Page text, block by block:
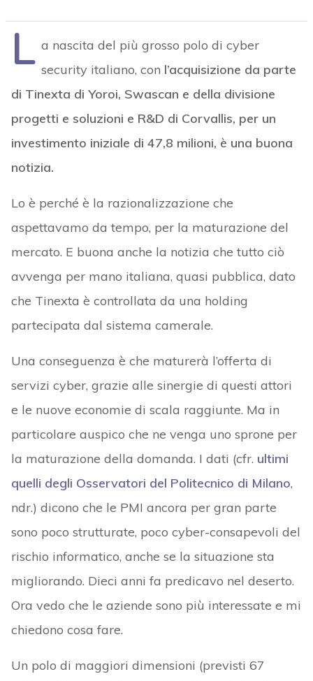
L a nascita del più grosso polo di cyber
security italiano, con l’acquisizione da parte
di Tinexta di Yoroi, Swascan e della divisione
progetti e soluzioni e R&D di Corvallis, per un
investimento iniziale di 47,8 milioni, è una buona
notizia.
Lo è perché è la razionalizzazione che
aspettavamo da tempo, per la maturazione del
mercato. E buona anche la notizia che tutto ciò
avvenga per mano italiana, quasi pubblica, dato
che Tinexta è controllata da una holding
partecipata dal sistema camerale.
Una conseguenza è che maturerà l’offerta di
servizi cyber, grazie alle sinergie di questi attori
e le nuove economie di scala raggiunte. Ma in
particolare auspico che ne venga uno sprone per
la maturazione della domanda. I dati (cfr. ultimi
quelli degli Osservatori del Politecnico di Milano,
ndr.) dicono che le PMI ancora per gran parte
sono poco strutturate, poco cyber-consapevoli del
rischio informatico, anche se la situazione sta
migliorando. Dieci anni fa predicavo nel deserto.
Ora vedo che le aziende sono più interessate e mi
chiedono cosa fare.
Un polo di maggiori dimensioni (previsti 67